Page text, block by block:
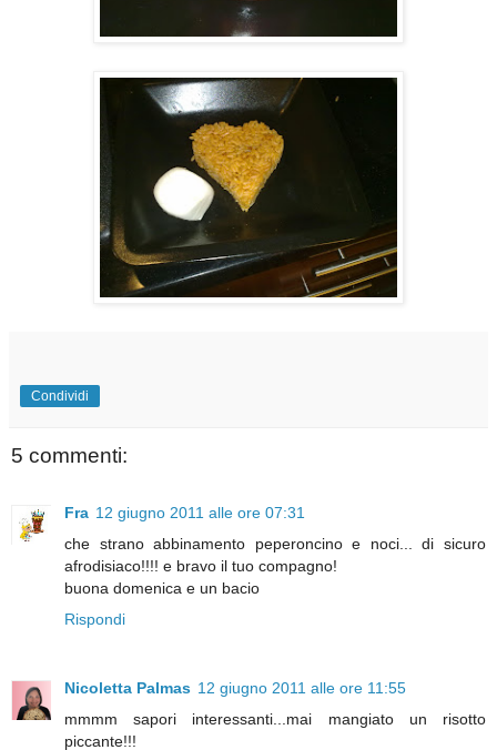
Condividi
5 commenti:
Fra 12 giugno 2011 alle ore 07:31
che strano abbinamento peperoncino e noci... di sicuro
afrodisiaco!!!! e bravo il tuo compagno!
buona domenica e un bacio
Rispondi
Nicoletta Palmas 12 giugno 2011 alle ore 11:55
mmmm sapori interessanti...mai mangiato un risotto
piccante!!!